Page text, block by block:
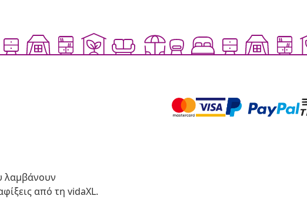
λαμβάνουν
από τη vidaXL.